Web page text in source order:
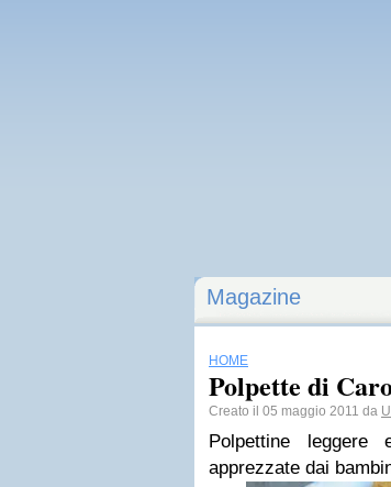
Magazine
HOME
Polpette di
Creato il 05 maggio 2011 da
Polpettine
apprezzate dai